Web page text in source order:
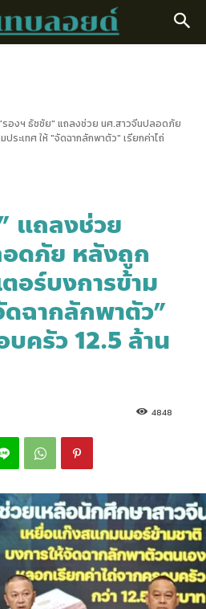
องฯ ธัชชัย" แถลงช่วย นศ.สาวจีนปลอดภัย
ระเทศ ให้ "จัดฉากลักพาตัว" เรียกค่าไถ่
แถลงช่วย
ดภัย หลังถูก
อร์บงการข้าม
ดฉากลักพาตัว”
บครัว 12.5 ล้าน
4848